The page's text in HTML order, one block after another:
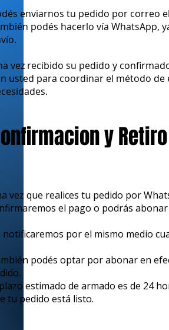
enviarnos tu pedido por correo
podés hacerlo vía WhatsApp,
vez recibido su pedido y
usted para coordinar el método de
y
vez que realices tu pedido por
el pago o podrás
notificaremos por el mismo medio
podés optar por abonar en
estimado de armado es de 24
tu pedido está listo.